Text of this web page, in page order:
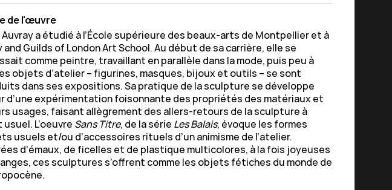
de l'œuvre
Auvray a étudié à l’École supérieure des beaux-arts de Montpellier et à
and Guilds of London Art School. Au début de sa carrière, elle se
comme peintre, travaillant en parallèle dans la mode, puis peu à
objets d’atelier – figurines, masques, bijoux et outils – se sont
dans ses expositions. Sa pratique de la sculpture se développe
d’une expérimentation foisonnante des propriétés des matériaux et
usages, faisant allègrement des allers-retours de la sculpture à
usuel. L’oeuvre Sans Titre, de la série Les Balais, évoque les formes
usuels et/ou d’accessoires rituels d’un animisme de l’atelier.
d’émaux, de ficelles et de plastique multicolores, à la fois joyeuses
ces sculptures s’offrent comme les objets fétiches du monde de